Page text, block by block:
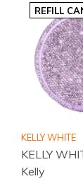
REFILL
KELLY WHITE
KELLY
Kelly